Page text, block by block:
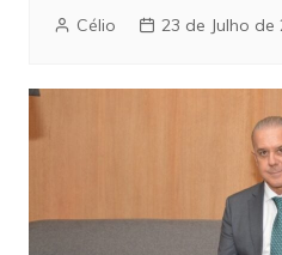
Célio 23 de Julho de